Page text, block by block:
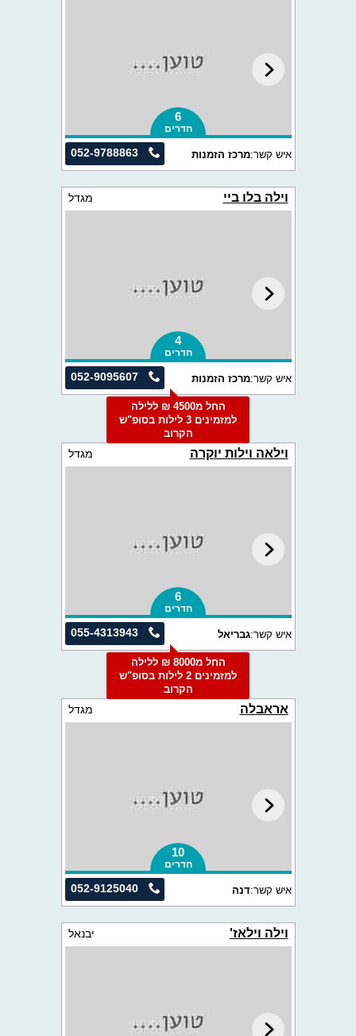
6
חדרים
052-9788863 איש קשר:מרכז הזמנות
וילה בלו ביי מגדל
4
חדרים
052-9095607 איש קשר:מרכז הזמנות
החל מ4500 ₪ ללילה
למזמינים 3 לילות בסופ"ש
הקרוב
וילאה וילות יוקרה מגדל
6
חדרים
055-4313943 איש קשר:גבריאל
החל מ8000 ₪ ללילה
למזמינים 2 לילות בסופ"ש
הקרוב
אראבלה מגדל
10
חדרים
052-9125040 איש קשר:דנה
וילה וילאז' יבנאל